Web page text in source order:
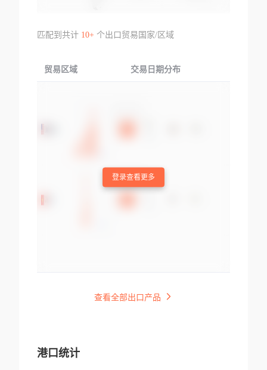
匹配到共计 10+个出口贸易国家/区域
贸易区域 交易日期分布
登录查看更多
查看全部出口产品
港口统计